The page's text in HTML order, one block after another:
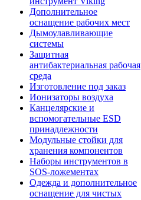
Дополнительное
оснащение рабочих мест
Дымоулавливающие
системы
Защитная
антибактериальная рабочая
среда
Изготовление под заказ
Ионизаторы воздуха
Канцелярские и
вспомогательные ESD
принадлежности
Модульные стойки для
хранения компонентов
Наборы инструментов в
SOS-ложементах
Одежда и дополнительное
оснащение для чистых